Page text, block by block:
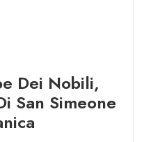
Dei Nobili,
San Simeone